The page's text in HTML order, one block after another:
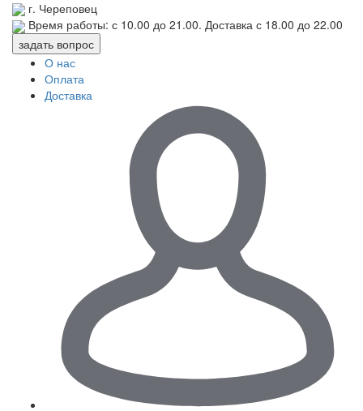
г. Череповец
Время работы: с 10.00 до 21.00. Доставка с 18.00 до 22.00
задать вопрос
О нас
Оплата
Доставка